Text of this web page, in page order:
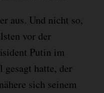
aus. Und nicht so,
vor der
Putin im
gesagt hatte, der
sich seinem